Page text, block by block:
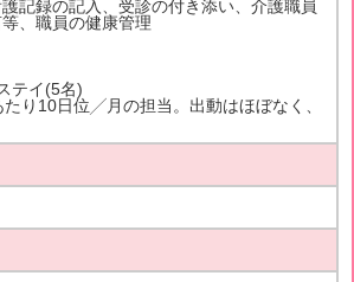
記録の記入、受診の付き添い、介護職員
、職員の健康管理
テイ(5名)
り10日位╱月の担当。出動はほぼなく、